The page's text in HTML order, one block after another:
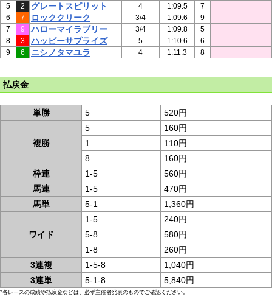
5
2 グレートスピリット 4 1:09.5
7
6
7 ロッククリーク 3/4 1:09.6
9
7
9 ハローマイラブリー 3/4 1:09.8
5
8
3 ハッピーサプライズ 5 1:10.6
6
9
6 ニシノタマユラ 4 1:11.3 8
払戻金
単勝 5 520円
複勝
5
160円
1
110円
8
160円
枠連
1-5
560円
馬連
1-5
470円
馬単
5-1 1,360円
ワイド
1-5
240円
5-8
580円
1-8
260円
3連複
1-5-8
1,040円
3連単
5-1-8 5,840円
*各レースの成績や払戻金などは、必ず主催者発表のものでご確認ください。